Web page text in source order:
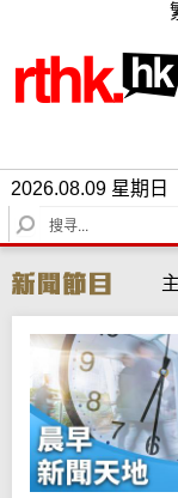
2026.08.09 星期日
S
e
r
c
h